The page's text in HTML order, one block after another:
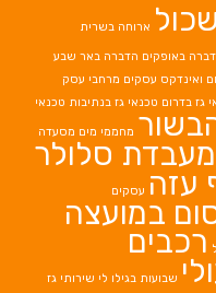
ארוחה בשרית
באופקים הדברה באר שבע
ואינדקס עסקים מרחבי עסק
גז בדרום טכנאי גז בנתיבות טכנאי
מחממי מים מסעדה
מעבדת סלולר
עזה עסקים
במועצה
רכבים
שבועות בגילו לי שירותי גז